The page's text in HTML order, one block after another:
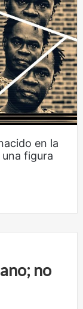
en la
una figura
no